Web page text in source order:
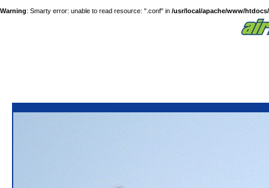
Warning: Smarty error: unable to read resource: ".conf" in /usr/local/apache/www/